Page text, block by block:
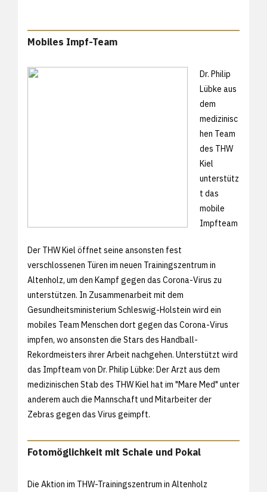
Mobiles Impf-Team
Dr. Philip
Lübke aus
dem
medizinisc
hen Team
des THW
Kiel
unterstütz
t das
mobile
Impfteam
Der THW Kiel öffnet seine ansonsten fest
verschlossenen Türen im neuen Trainingszentrum in
Altenholz, um den Kampf gegen das Corona-Virus zu
unterstützen. In Zusammenarbeit mit dem
Gesundheitsministerium Schleswig-Holstein wird ein
mobiles Team Menschen dort gegen das Corona-Virus
impfen, wo ansonsten die Stars des Handball-
Rekordmeisters ihrer Arbeit nachgehen. Unterstützt wird
das Impfteam von Dr. Philip Lübke: Der Arzt aus dem
medizinischen Stab des THW Kiel hat im "Mare Med" unter
anderem auch die Mannschaft und Mitarbeiter der
Zebras gegen das Virus geimpft.
Fotomöglichkeit mit Schale und Pokal
Die Aktion im THW-Trainingszentrum in Altenholz